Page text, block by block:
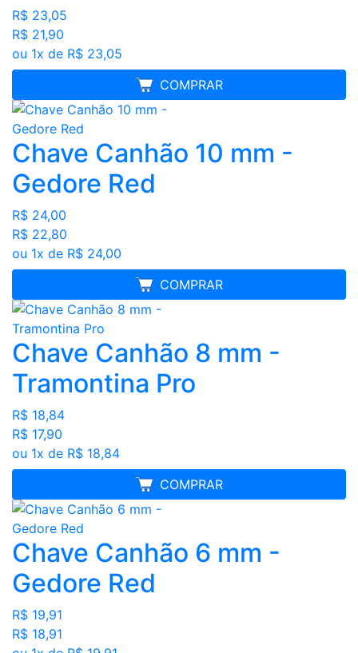
R$ 23,05
R$ 21,90
ou 1x de R$ 23,05
COMPRAR
MELHOR PREÇO
Chave Canhão 10 mm -
Gedore Red
R$ 24,00
R$ 22,80
ou 1x de R$ 24,00
COMPRAR
MELHOR PREÇO
Chave Canhão 8 mm -
Tramontina Pro
R$ 18,84
R$ 17,90
ou 1x de R$ 18,84
COMPRAR
MELHOR PREÇO
Chave Canhão 6 mm -
Gedore Red
R$ 19,91
R$ 18,91